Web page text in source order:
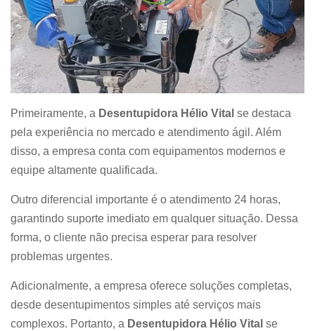
Primeiramente, a Desentupidora Hélio Vital se destaca
pela experiência no mercado e atendimento ágil. Além
disso, a empresa conta com equipamentos modernos e
equipe altamente qualificada.
Outro diferencial importante é o atendimento 24 horas,
garantindo suporte imediato em qualquer situação. Dessa
forma, o cliente não precisa esperar para resolver
problemas urgentes.
Adicionalmente, a empresa oferece soluções completas,
desde desentupimentos simples até serviços mais
complexos. Portanto, a Desentupidora Hélio Vital se